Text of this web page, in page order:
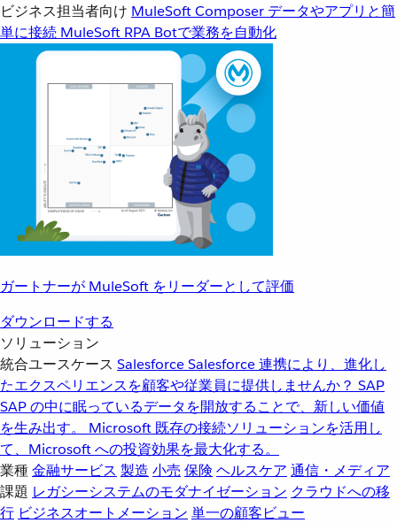
ビジネス担当者向け MuleSoft Composer データやアプリと簡
単に接続 MuleSoft RPA Botで業務を自動化
ガートナーが MuleSoft をリーダーとして評価
ダウンロードする
ソリューション
統合ユースケース SalesforceSalesforce 連携により、進化し
たエクスペリエンスを顧客や従業員に提供しませんか？ SAP
SAP の中に眠っているデータを開放することで、新しい価値
を生み出す。
Microsoft 既存の接続ソリューションを活用し
て、Microsoft への投資効果を最大化する。
業種金融サービス 製造 小売 保険 ヘルスケア 通信・メディア
課題 レガシーシステムのモダナイゼーション クラウドへの移
行 ビジネスオートメーション 単一の顧客ビュー